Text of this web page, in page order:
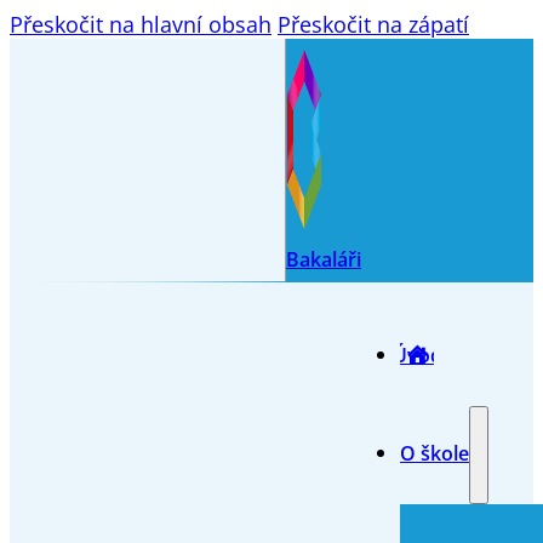
Přeskočit na hlavní obsah Přeskočit na zápatí
Bakaláři
Úvod
O škole